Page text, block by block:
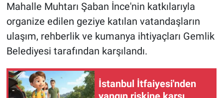
Mahalle Muhtarı Şaban İnce'nin katkılarıyla
organize edilen geziye katılan vatandaşların
ulaşım, rehberlik ve kumanya ihtiyaçları Gemlik
Belediyesi tarafından karşılandı.
İstanbul İtfaiyesi'nden